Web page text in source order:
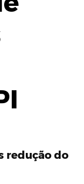
redução do